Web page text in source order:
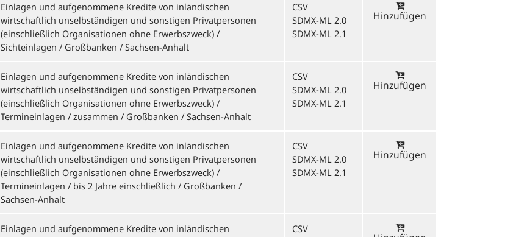
Einlagen und aufgenommene Kredite von inländischen
wirtschaftlich unselbständigen und sonstigen Privatpersonen
(einschließlich Organisationen ohne Erwerbszweck) /
Sichteinlagen / Großbanken / Sachsen-Anhalt
CSV
SDMX-ML 2.0
SDMX-ML 2.1
Hinzufügen
Einlagen und aufgenommene Kredite von inländischen
wirtschaftlich unselbständigen und sonstigen Privatpersonen
(einschließlich Organisationen ohne Erwerbszweck) /
Termineinlagen / zusammen / Großbanken / Sachsen-Anhalt
CSV
SDMX-ML 2.0
SDMX-ML 2.1
Hinzufügen
Einlagen und aufgenommene Kredite von inländischen
wirtschaftlich unselbständigen und sonstigen Privatpersonen
(einschließlich Organisationen ohne Erwerbszweck) /
Termineinlagen / bis 2 Jahre einschließlich / Großbanken /
Sachsen-Anhalt
CSV
SDMX-ML 2.0
SDMX-ML 2.1
Hinzufügen
Einlagen und aufgenommene Kredite von inländischen
CSV